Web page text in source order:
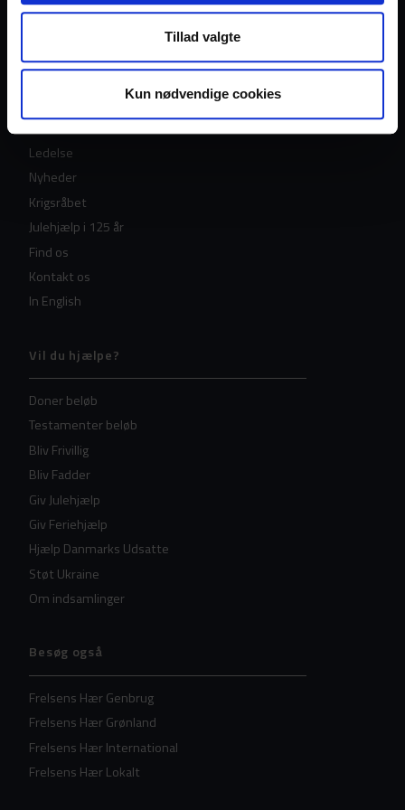
Tillad valgte
Kun nødvendige cookies
Læs om Frelsens Hær
Historie
Ledelse
Nyheder
Krigsråbet
Julehjælp i 125 år
Find os
Kontakt os
In English
Vil du hjælpe?
Doner beløb
Testamenter beløb
Bliv Frivillig
Bliv Fadder
Giv Julehjælp
Giv Feriehjælp
Hjælp Danmarks Udsatte
Støt Ukraine
Om indsamlinger
Besøg også
Frelsens Hær Genbrug
Frelsens Hær Grønland
Frelsens Hær International
Frelsens Hær Lokalt